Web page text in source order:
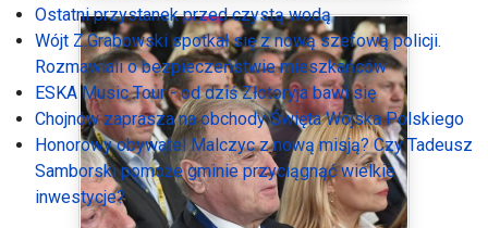
Ostatni przystanek przed czystą wodą
Wójt Z.Grabowski spotkał się z nową szefową policji.
Rozmawiali o bezpieczeństwie mieszkańców
ESKA Music Tour - od dziś Złotoryja bawi się
Chojnów zaprasza na obchody Święta Wojska Polskiego
Honorowy obywatel Malczyc z nową misją? Czy Tadeusz
Samborski pomoże gminie przyciągnąć wielkie
inwestycje?